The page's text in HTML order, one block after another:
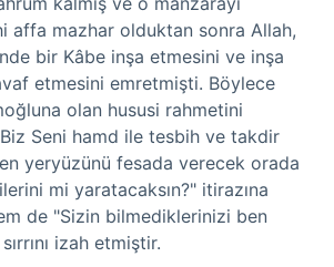
affa mazhar olduktan sonra Allah,
bir Kâbe inşa etmesini ve inşa
etmesini emretmişti. Böylece
olan hususi rahmetini
Seni hamd ile tesbih ve takdir
yeryüzünü fesada verecek orada
mi yaratacaksın?" itirazına
de "Sizin bilmediklerinizi ben
izah etmiştir.